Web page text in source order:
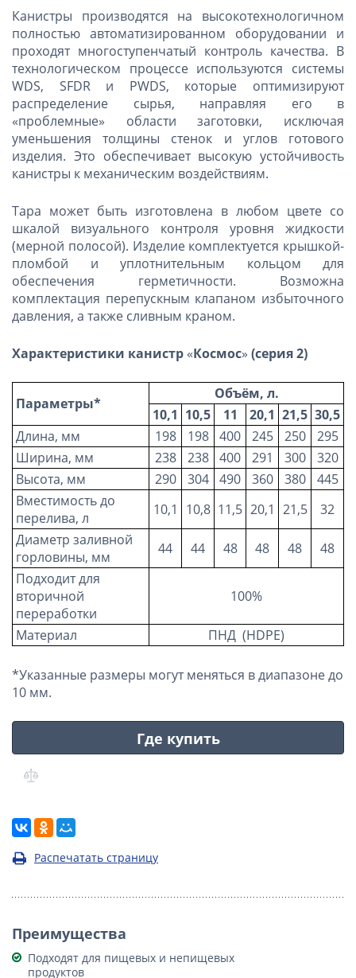
Канистры производятся на высокотехнологичном
полностью автоматизированном оборудовании и
проходят многоступенчатый контроль качества. В
технологическом процессе используются системы
WDS, SFDR и PWDS, которые оптимизируют
распределение сырья, направляя его в
«проблемные» области заготовки, исключая
уменьшения толщины стенок и углов готового
изделия. Это обеспечивает высокую устойчивость
канистры к механическим воздействиям.
Тара может быть изготовлена в любом цвете со
шкалой визуального контроля уровня жидкости
(мерной полосой). Изделие комплектуется крышкой-
пломбой и уплотнительным кольцом для
обеспечения герметичности. Возможна
комплектация перепускным клапаном избыточного
давления, а также сливным краном.
Характеристики канистр «Космос» (серия 2)
Параметры*
Объём, л.
10,1 10,5 11 20,1 21,5 30,5
Длина, мм
198 198 400 245 250
295
Ширина, мм
238 238 400 291 300
320
Высота, мм
290 304 490 360 380
445
Вместимость до
перелива, л
10,1 10,8 11,5 20,1 21,5
32
Диаметр заливной
горловины, мм
44 44 48 48 48
48
Подходит для
вторичной
переработки
100%
Материал ПНД (HDPE)
*Указанные размеры могут меняться в диапазоне до
10 мм.
Где купить
Распечатать страницу
Преимущества
Подходят для пищевых и непищевых
продуктов